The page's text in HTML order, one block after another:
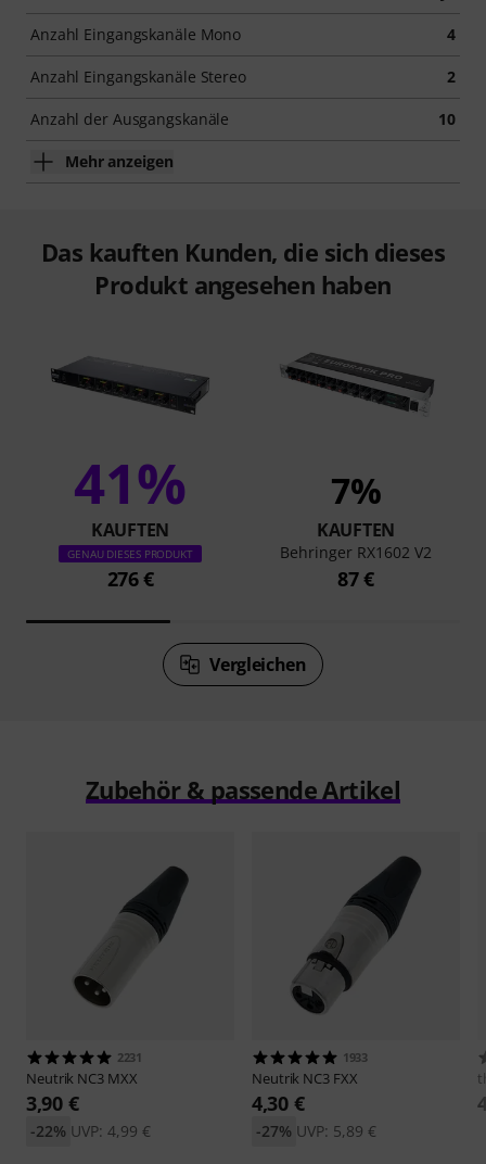
Anzahl Eingangskanäle Mono 4
Anzahl Eingangskanäle Stereo 2
Anzahl der Ausgangskanäle 10
Mehr anzeigen
Das kauften Kunden, die sich dieses
Produkt angesehen haben
41%
KAUFTEN
GENAU DIESES PRODUKT
276 €
7%
KAUFTEN
Behringer RX1602 V2
87 €
Vergleichen
Zubehör & passende Artikel
2231
Neutrik NC3 MXX
3,90 €
UVP: 4,99 €
-22%
1933
Neutrik NC3 FXX
4,30 €
UVP: 5,89 €
-27%